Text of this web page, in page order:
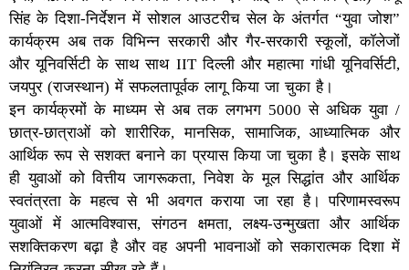
सिंह के दिशा-निर्देशन में सोशल आउटरीच सेल के अंतर्गत “युवा जोश”
कार्यक्रम अब तक विभिन्न सरकारी और गैर-सरकारी स्कूलों, कॉलेजों
और यूनिवर्सिटी के साथ साथ IIT दिल्ली और महात्मा गांधी यूनिवर्सिटी,
जयपुर (राजस्थान) में सफलतापूर्वक लागू किया जा चुका है।
इन कार्यक्रमों के माध्यम से अब तक लगभग 5000 से अधिक युवा /
छात्र-छात्राओं को शारीरिक, मानसिक, सामाजिक, आध्यात्मिक और
आर्थिक रूप से सशक्त बनाने का प्रयास किया जा चुका है। इसके साथ
ही युवाओं को वित्तीय जागरूकता, निवेश के मूल सिद्धांत और आर्थिक
स्वतंत्रता के महत्व से भी अवगत कराया जा रहा है। परिणामस्वरूप
युवाओं में आत्मविश्वास, संगठन क्षमता, लक्ष्य-उन्मुखता और आर्थिक
सशक्तिकरण बढ़ा है और वह अपनी भावनाओं को सकारात्मक दिशा में